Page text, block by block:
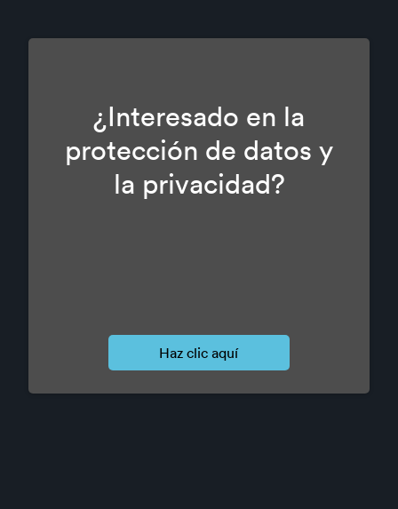
¿Interesado en la
protección de datos y
la privacidad?
haz clic aquí